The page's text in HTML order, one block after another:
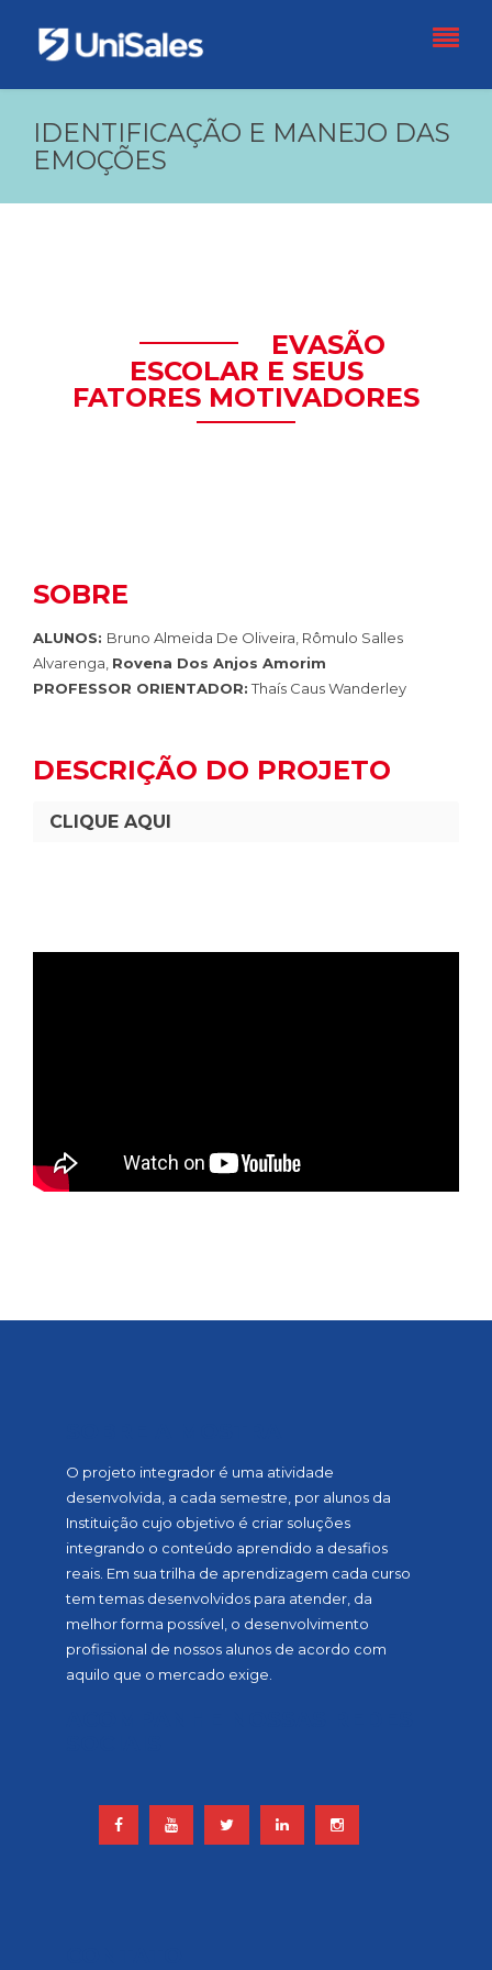
IDENTIFICAÇÃO E MANEJO DAS
EMOÇÕES
EVASÃO
ESCOLAR E SEUS
FATORES MOTIVADORES
SOBRE
ALUNOS: Bruno Almeida De Oliveira, Rômulo Salles
Alvarenga, Rovena Dos Anjos Amorim
PROFESSOR ORIENTADOR:Thaís Caus Wanderley
DESCRIÇÃO DO PROJETO
CLIQUE AQUI
O projeto integrador é uma atividade
desenvolvida, a cada semestre, por alunos da
Instituição cujo objetivo é criar soluções
integrando o conteúdo aprendido a desafios
reais. Em sua trilha de aprendizagem cada curso
tem temas desenvolvidos para atender, da
melhor forma possível, o desenvolvimento
profissional de nossos alunos de acordo com
aquilo que o mercado exige.